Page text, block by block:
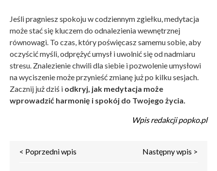
Jeśli pragniesz spokoju w codziennym zgiełku, medytacja
może stać się kluczem do odnalezienia wewnętrznej
równowagi. To czas, który poświęcasz samemu sobie, aby
oczyścić myśli, odprężyć umysł i uwolnić się od nadmiaru
stresu. Znalezienie chwili dla siebie i pozwolenie umysłowi
na wyciszenie może przynieść zmianę już po kilku sesjach.
Zacznij już dziś i odkryj, jak medytacja może
wprowadzić harmonię i spokój do Twojego życia.
Wpis redakcji popko.pl
< Poprzedni wpis Następny wpis >